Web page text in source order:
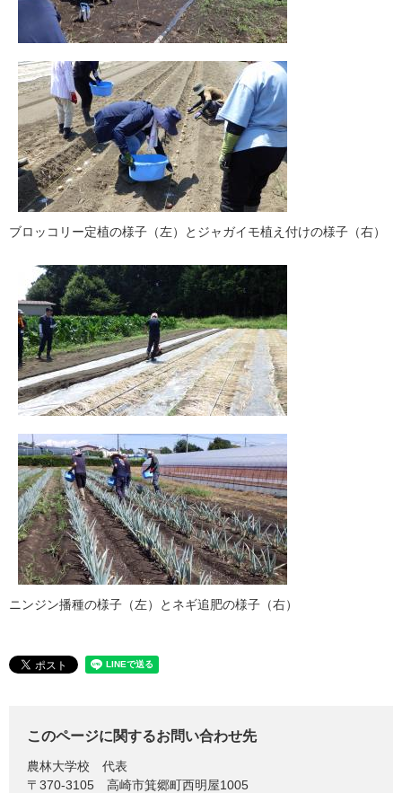
ブロッコリー定植の様子（左）とジャガイモ植え付けの様子（右）
ニンジン播種の様子（左）とネギ追肥の様子（右）
このページに関するお問い合わせ先
農林大学校
代表
〒370-3105
高崎市箕郷町西明屋1005